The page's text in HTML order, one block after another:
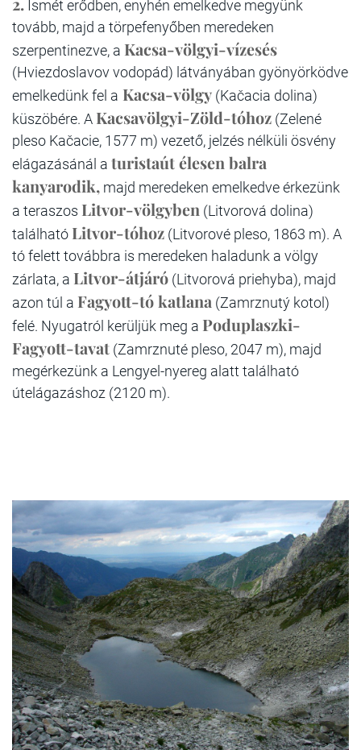
2. Ismét erődben, enyhén emelkedve megyünk
tovább, majd a törpefenyőben meredeken
szerpentinezve, a Kacsa-völgyi-vízesés
(Hviezdoslavov vodopád) látványában gyönyörködve
emelkedünk fel a Kacsa-völgy (Kačacia dolina)
küszöbére. A Kacsavölgyi-Zöld-tóhoz (Zelené
pleso Kačacie, 1577 m) vezető, jelzés nélküli ösvény
elágazásánál a turistaút élesen balra
kanyarodik, majd meredeken emelkedve érkezünk
a teraszos Litvor-völgyben (Litvorová dolina)
található Litvor-tóhoz (Litvorové pleso, 1863 m). A
tó felett továbbra is meredeken haladunk a völgy
zárlata, a Litvor-átjáró (Litvorová priehyba), majd
azon túl a Fagyott-tó katlana (Zamrznutý kotol)
felé. Nyugatról kerüljük meg a Poduplaszki-
Fagyott-tavat (Zamrznuté pleso, 2047 m), majd
megérkezünk a Lengyel-nyereg alatt található
útelágazáshoz (2120 m).